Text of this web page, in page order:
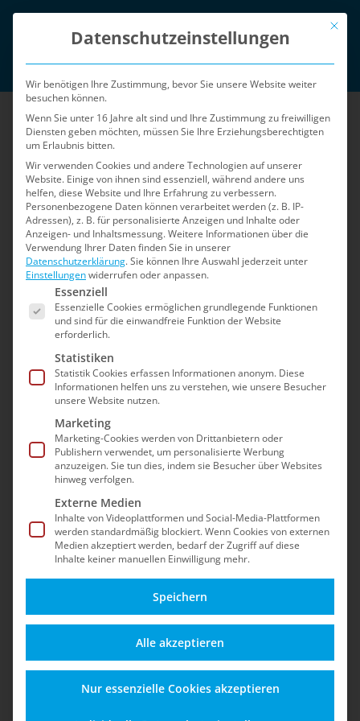
Zum
Login
Menü
Home»News & Events»Ask-Me-Anything
Zoom-Meeting – Fragen und Antworten rund um
safefive!
Mit
Datenschutzeinstellungen
Wir benötigen Ihre Zustimmung, bevor Sie unsere Website weiter
besuchen können.
Wenn Sie unter 16 Jahre alt sind und Ihre Zustimmung zu freiwilligen
Diensten geben möchten, müssen Sie Ihre Erziehungsberechtigten
um Erlaubnis bitten.
Wir verwenden Cookies und andere Technologien auf unserer
Website. Einige von ihnen sind essenziell, während andere uns
helfen, diese Website und Ihre Erfahrung zu verbessern.
Personenbezogene Daten können verarbeitet werden (z. B. IP-
Adressen), z. B. für personalisierte Anzeigen und Inhalte oder
Anzeigen- und Inhaltsmessung.Weitere Informationen über die
Verwendung Ihrer Daten finden Sie in unserer
Datenschutzerklärung.Sie können Ihre Auswahl jederzeit unter
Einstellungenwiderrufen oder anpassen.
Es folgt eine Liste der Service-Gruppen, für die
Essenziell
Essenzielle Cookies ermöglichen grundlegende Funktionen
und sind für die einwandfreie Funktion der Website
erforderlich.
Statistiken
Statistik Cookies erfassen Informationen anonym. Diese
Informationen helfen uns zu verstehen, wie unsere Besucher
unsere Website nutzen.
Marketing
Marketing-Cookies werden von Drittanbietern oder
Publishern verwendet, um personalisierte Werbung
anzuzeigen. Sie tun dies, indem sie Besucher über Websites
hinweg verfolgen.
Externe Medien
Inhalte von Videoplattformen und Social-Media-Plattformen
werden standardmäßig blockiert. Wenn Cookies von externen
Medien akzeptiert werden, bedarf der Zugriff auf diese
Inhalte keiner manuellen Einwilligung mehr.
Speichern
Alle akzeptieren
Nur essenzielle Cookies akzeptieren